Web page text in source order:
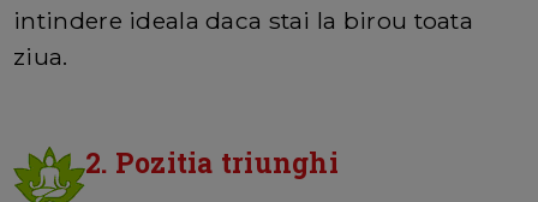
intindere ideala daca stai la birou toata
ziua.
2. Pozitia triunghi